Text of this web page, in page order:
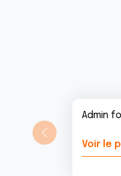
Admin
Voir le